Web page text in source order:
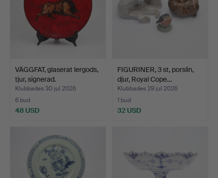
VÄGGFAT, glaserat lergods,
tjur, signerad.
Klubbades 30 jul 2026
6 bud
48 USD
FIGURINER, 3 st, porslin,
djur, Royal Cope…
Klubbades 29 jul 2026
1 bud
32 USD